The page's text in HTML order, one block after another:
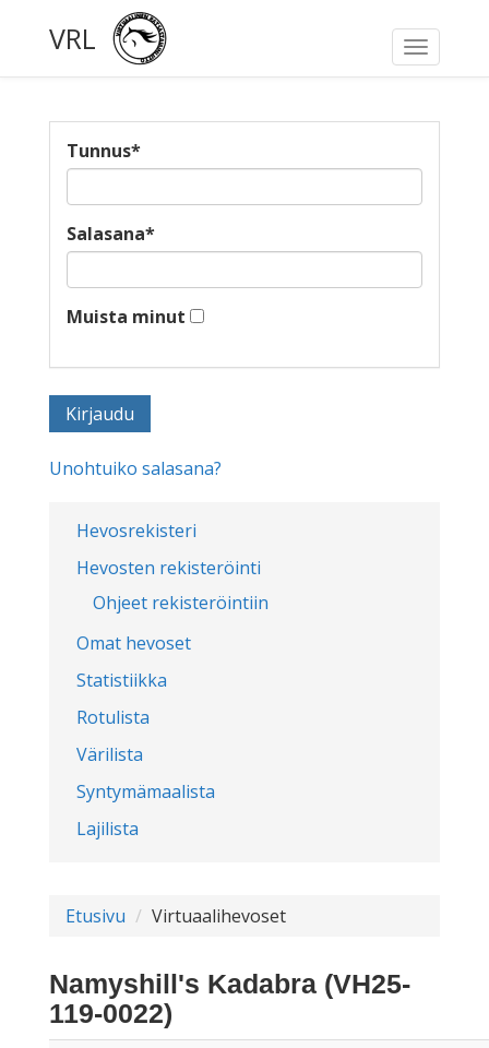
Toggle
VRL
Hevosrekisteri
Hevosten rekisteröinti
Ohjeet rekisteröintiin
Omat hevoset
Statistiikka
Rotulista
Värilista
Syntymämaalista
Lajilista
Tunnus*
Salasana*
Muista minut
Unohtuiko salasana?
Etusivu Virtuaalihevoset
Namyshill's Kadabra (VH25-
119-0022)